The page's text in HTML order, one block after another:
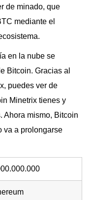
de minado, que
mediante el
en la nube se
Bitcoin. Gracias al
puedes ver de
Minetrix tienes y
Ahora mismo, Bitcoin
va a prolongarse